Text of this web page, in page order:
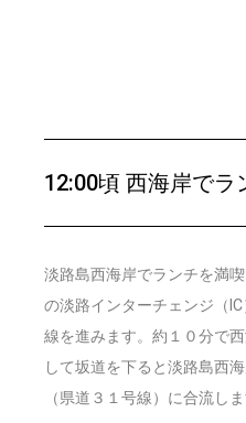
12:00頃 西海岸でラ
淡路島西海岸でランチを満
の淡路インターチェンジ（
線を進みます。約１０分で
して坂道を下ると淡路島西
（県道３１号線）に合流しま